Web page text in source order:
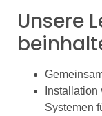
Unsere
Systemen